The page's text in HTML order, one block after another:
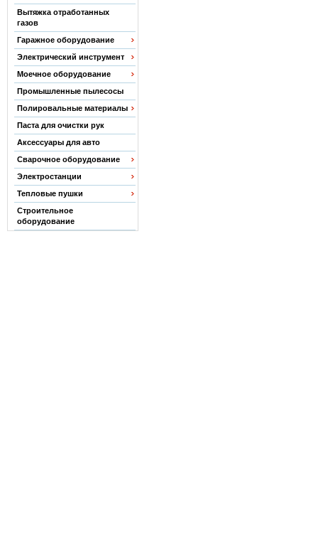
Вытяжка отработанных
газов
Гаражное оборудование
Электрический инструмент
Моечное оборудование
Промышленные пылесосы
Полировальные материалы
Паста для очистки рук
Аксессуары для авто
Сварочное оборудование
Электростанции
Тепловые пушки
Строительное
оборудование